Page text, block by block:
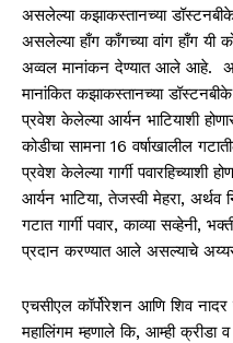
असलेल्या कझाकस्तानच्या
असलेल्या हाँग काँगच्या वांग हाँग यी
अव्वल मानांकन देण्यात आले आहे.
मानांकित कझाकस्तानच्या डॉस्टनबीके
प्रवेश केलेल्या आर्यन भाटियाशी
कोडीचा सामना 16 वर्षाखालील
प्रवेश केलेल्या गार्गी पवारहिच्याशी
आर्यन भाटिया, तेजस्वी मेहरा, अर्थव
गटात गार्गी पवार, काव्या सव्हेनी,
प्रदान करण्यात आले असल्याचे
एचसीएल कॉर्पोरेशन आणि शिव
महालिंगम म्हणाले कि, आम्ही क्रीडा